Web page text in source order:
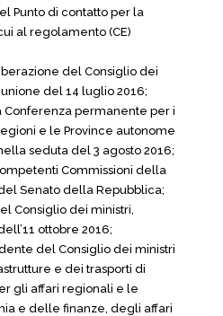
Punto di contatto per la
al regolamento (CE)
del Consiglio dei
del 14 luglio 2016;
permanente per i
e le Province autonome
seduta del 3 agosto 2016;
Commissioni della
Senato della Repubblica;
Consiglio dei ministri,
ottobre 2016;
del Consiglio dei ministri
e dei trasporti di
gli affari regionali e le
e delle finanze, degli affari